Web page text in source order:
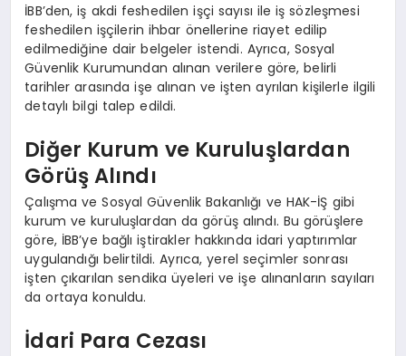
İBB’den, iş akdi feshedilen işçi sayısı ile iş sözleşmesi
feshedilen işçilerin ihbar önellerine riayet edilip
edilmediğine dair belgeler istendi. Ayrıca, Sosyal
Güvenlik Kurumundan alınan verilere göre, belirli
tarihler arasında işe alınan ve işten ayrılan kişilerle ilgili
detaylı bilgi talep edildi.
Diğer Kurum ve Kuruluşlardan
Görüş Alındı
Çalışma ve Sosyal Güvenlik Bakanlığı ve HAK-İŞ gibi
kurum ve kuruluşlardan da görüş alındı. Bu görüşlere
göre, İBB’ye bağlı iştirakler hakkında idari yaptırımlar
uygulandığı belirtildi. Ayrıca, yerel seçimler sonrası
işten çıkarılan sendika üyeleri ve işe alınanların sayıları
da ortaya konuldu.
İdari Para Cezası